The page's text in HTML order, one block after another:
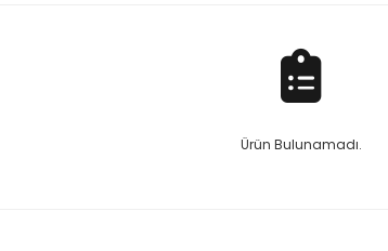
Ürün Bulunamadı.